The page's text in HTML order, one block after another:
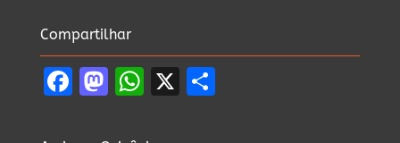
Compartilhar
Facebook
Mastodon
WhatsApp
X Share